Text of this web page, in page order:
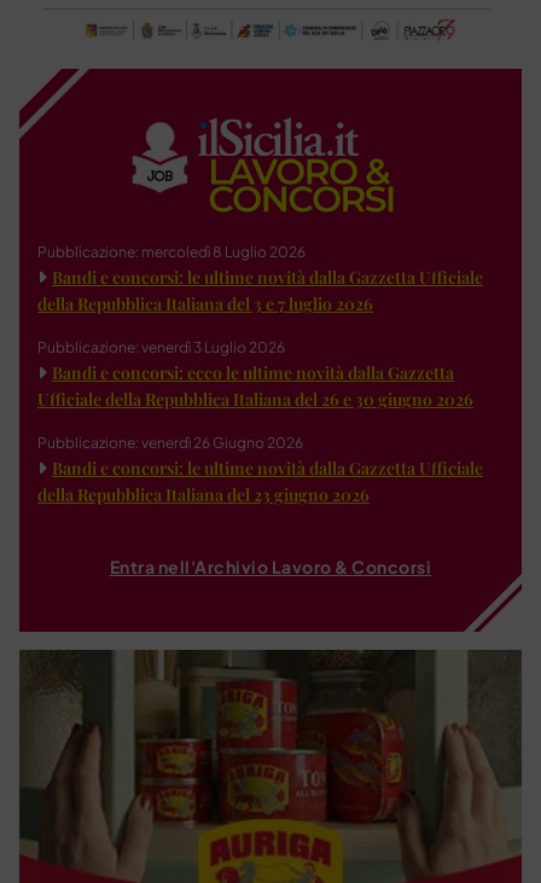
Pubblicazione: mercoledì 8 Luglio 2026
Bandi e concorsi: le ultime novità dalla Gazzetta Ufficiale
della Repubblica Italiana del 3 e 7 luglio 2026
Pubblicazione: venerdì 3 Luglio 2026
Bandi e concorsi: ecco le ultime novità dalla Gazzetta
Ufficiale della Repubblica Italiana del 26 e 30 giugno 2026
Pubblicazione: venerdì 26 Giugno 2026
Bandi e concorsi: le ultime novità dalla Gazzetta Ufficiale
della Repubblica Italiana del 23 giugno 2026
Entra nell'Archivio Lavoro & Concorsi